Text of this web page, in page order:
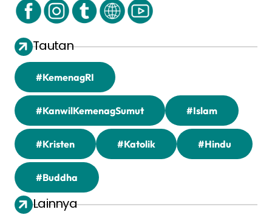
Tautan
#KemenagRI
#KanwilKemenagSumut #Islam
#Kristen #Katolik #Hindu
#Buddha
Lainnya